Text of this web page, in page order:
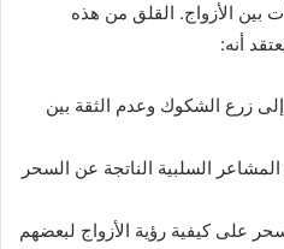
بين الأزواج. القلق من هذه
أنه:
زرع الشكوك وعدم الثقة بين
السلبية الناتجة عن السحر
على كيفية رؤية الأزواج لبعضهم